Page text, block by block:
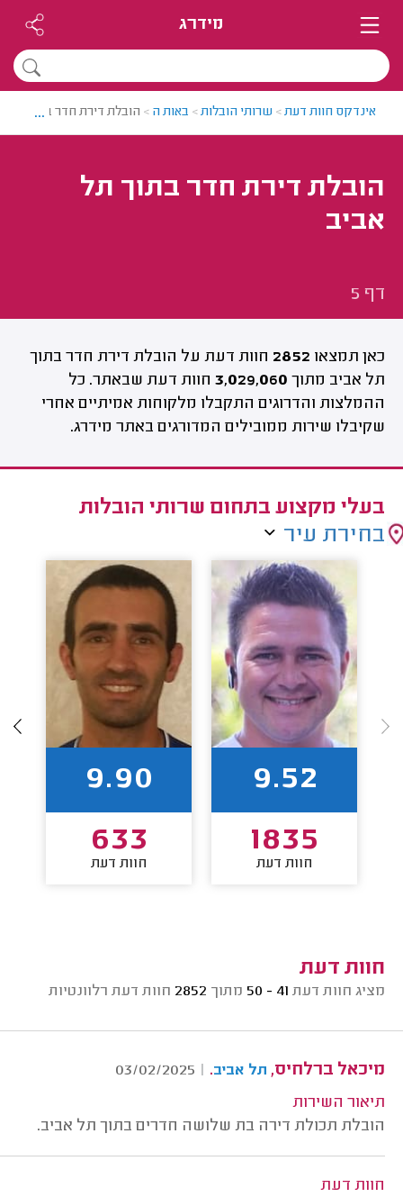
מידרג
אינדקס חוות דעת> שרותי הובלות> באות ה > הובלת דירת חדר בתוך תל
...
הובלת דירת חדר בתוך תל
אביב
דף 5
כאן תמצאו 2852 חוות דעת על הובלת דירת חדר בתוך
תל אביב מתוך 3,029,060 חוות דעת שבאתר. כל
ההמלצות והדרוגים התקבלו מלקוחות אמיתיים אחרי
שקיבלו שירות ממובילים המדורגים באתר מידרג.
בעלי מקצוע בתחום שרותי הובלות
בחירת עיר
9.52
1835
חוות דעת
9.90
633
חוות דעת
חוות דעת
מציג חוות דעת 41 - 50 מתוך 2852 חוות דעת רלוונטיות
מיכאל ברלחיס, תל אביב.
|
03/02/2025
תיאור השירות
הובלת תכולת דירה בת שלושה חדרים בתוך תל אביב.
חוות דעת